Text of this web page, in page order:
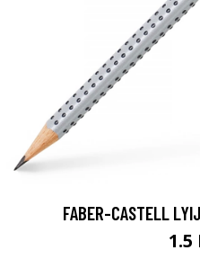
FABER-CASTELL
1.5